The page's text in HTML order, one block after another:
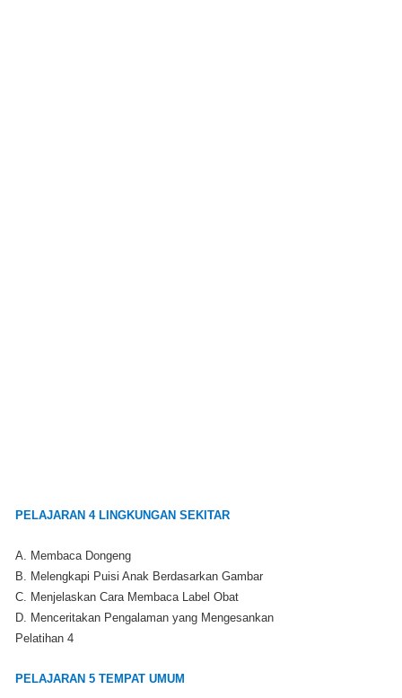
PELAJARAN 4 LINGKUNGAN SEKITAR
A. Membaca Dongeng
B. Melengkapi Puisi Anak Berdasarkan Gambar
C. Menjelaskan Cara Membaca Label Obat
D. Menceritakan Pengalaman yang Mengesankan
Pelatihan 4
PELAJARAN 5 TEMPAT UMUM